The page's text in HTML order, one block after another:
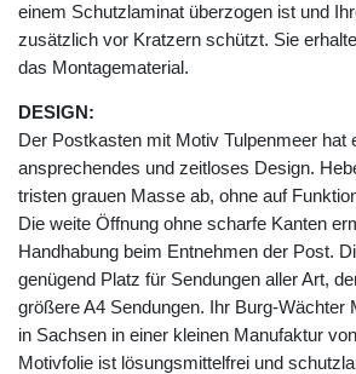
einem Schutzlaminat überzogen ist und
zusätzlich vor Kratzern schützt. Sie
das Montagematerial.
DESIGN:
Der Postkasten mit Motiv Tulpenmeer hat
ansprechendes und zeitloses Design.
tristen grauen Masse ab, ohne auf
Die weite Öffnung ohne scharfe Kanten
Handhabung beim Entnehmen der Post.
genügend Platz für Sendungen aller Art,
größere A4 Sendungen. Ihr Burg-Wächter
in Sachsen in einer kleinen Manufaktur
Motivfolie ist lösungsmittelfrei und